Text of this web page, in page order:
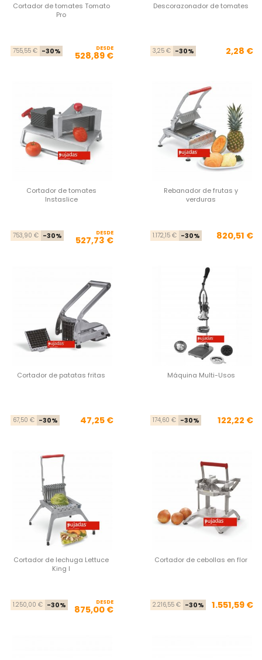
Cortador de tomates Tomato
Pro
Precio base
755,55 € -30% Precio
DESDE
528,89 €
Descorazonador de tomates
3,25 € -30% 2,28 €
Cortador de tomates
Instaslice
Precio base
753,90 € -30% Precio
DESDE
527,73 €
Rebanador de frutas y
verduras
1.172,15 € -30% 820,51 €
Cortador de patatas fritas
Precio base
67,50 € -30% Precio
47,25 €
Máquina Multi-Usos
174,60 € -30% 122,22 €
Cortador de lechuga Lettuce
King I
Precio base
1.250,00 € -30% Precio
DESDE
875,00 €
Cortador de cebollas en flor
2.216,55 € -30% 1.551,59 €